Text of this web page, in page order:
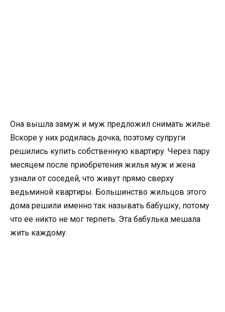
Она вышла замуж и муж предложил снимать жилье.
Вскоре у них родилась дочка, поэтому супруги
решились купить собственную квартиру. Через пару
месяцем после приобретения жилья муж и жена
узнали от соседей, что живут прямо сверху
ведьминой квартиры. Большинство жильцов этого
дома решили именно так называть бабушку, потому
что ее никто не мог терпеть. Эта бабулька мешала
жить каждому.